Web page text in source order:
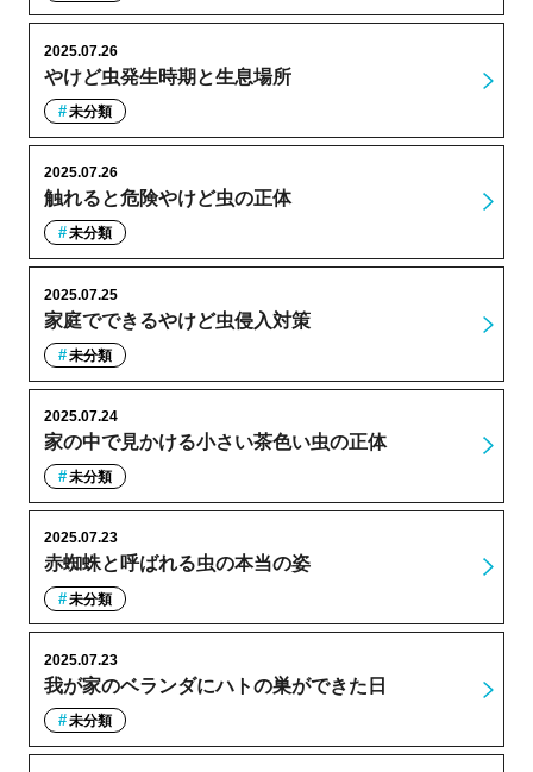
やけど虫発生時期と生息場所
2025.07.26
未分類
触れると危険やけど虫の正体
2025.07.26
未分類
家庭でできるやけど虫侵入対策
2025.07.25
未分類
家の中で見かける小さい茶色い虫の正体
2025.07.24
未分類
赤蜘蛛と呼ばれる虫の本当の姿
2025.07.23
未分類
我が家のベランダにハトの巣ができた日
2025.07.23
未分類